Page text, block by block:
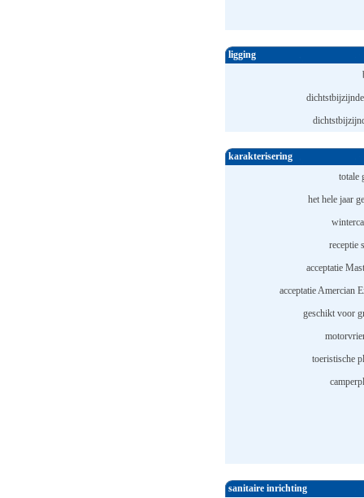
ligging
karakterisering
totale
het hele jaar
receptie
acceptatie
acceptatie Amercian
geschikt voor
toeristische
sanitaire inrichting